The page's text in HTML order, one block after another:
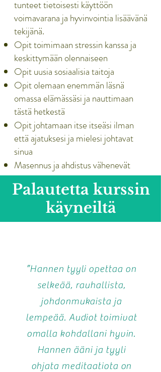
tunteet tietoisesti käyttöön
voimavarana ja hyvinvointia lisäävänä
tekijänä.
Opit toimimaan stressin kanssa ja
keskittymään olennaiseen
Opit uusia sosiaalisia taitoja
Opit olemaan enemmän läsnä
omassa elämässäsi ja nauttimaan
tästä hetkestä
Opit johtamaan itse itseäsi ilman
että ajatuksesi ja mielesi johtavat
sinua
Masennus ja ahdistus vähenevät
Hyvinvointi ja onnellisuus lisääntyvät
Palautetta kurssin
käyneiltä
”Hannen tyyli opettaa on
selkeää, rauhallista,
johdonmukaista ja
lempeää. Audiot toimivat
omalla kohdallani hyvin.
Hannen ääni ja tyyli
ohjata meditaatiota on